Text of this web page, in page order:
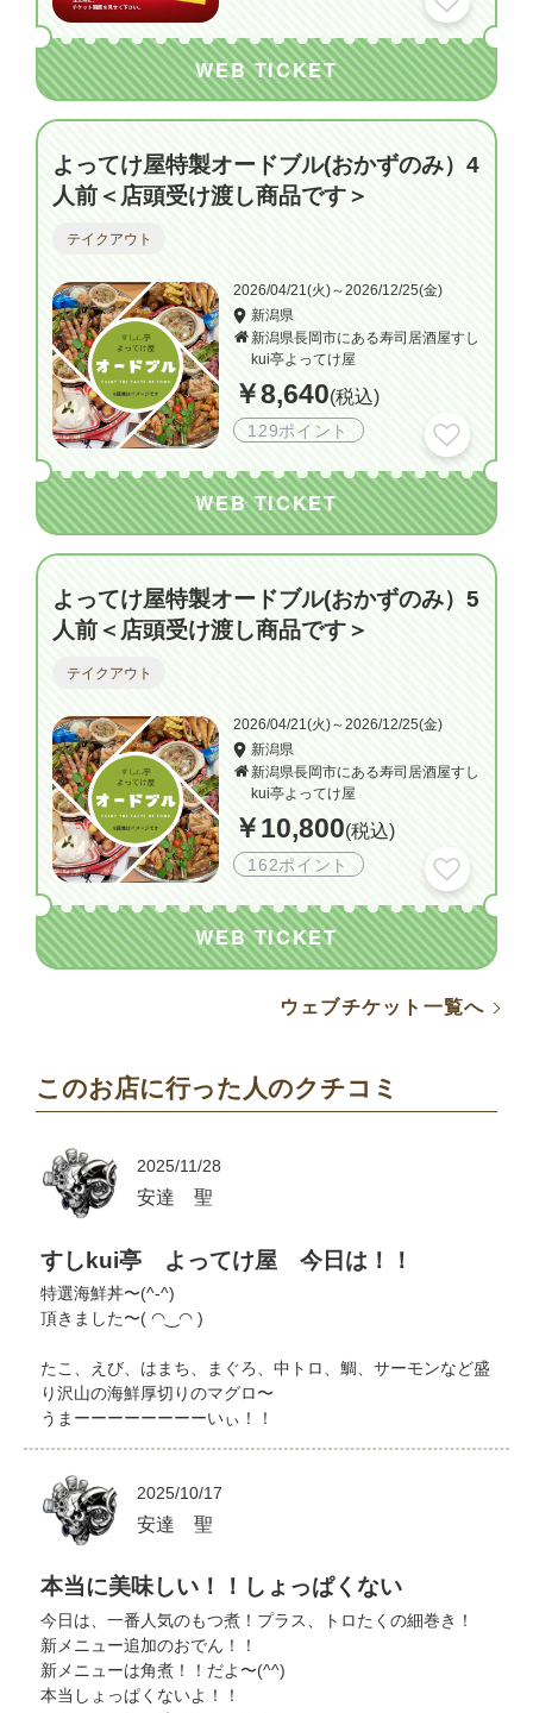
WEB TICKET
よってけ屋特製オードブル(おかずのみ）4
人前＜店頭受け渡し商品です＞
テイクアウト
2026/04/21(火)～2026/12/25(金)
新潟県
新潟県長岡市にある寿司居酒屋すし
kui亭よってけ屋
￥8,640(税込)
129ポイント
WEB TICKET
よってけ屋特製オードブル(おかずのみ）5
人前＜店頭受け渡し商品です＞
テイクアウト
2026/04/21(火)～2026/12/25(金)
新潟県
新潟県長岡市にある寿司居酒屋すし
kui亭よってけ屋
￥10,800(税込)
162ポイント
WEB TICKET
ウェブチケット一覧へ
このお店に行った人のクチコミ
2025/11/28
安達 聖
すしkui亭 よってけ屋 今日は！！
特選海鮮丼〜(^-^)
頂きました〜( ◠‿◠ )
たこ、えび、はまち、まぐろ、中トロ、鯛、サーモンなど盛
り沢山の海鮮厚切りのマグロ〜
うまーーーーーーーーいぃ！！
2025/10/17
安達 聖
本当に美味しい！！しょっぱくない
今日は、一番人気のもつ煮！プラス、トロたくの細巻き！
新メニュー追加のおでん！！
新メニューは角煮！！だよ〜(^^)
本当しょっぱくないよ！！